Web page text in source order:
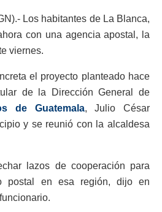
Los habitantes de La Blanca,
con una agencia apostal, la
viernes.
el proyecto planteado hace
de la Dirección General de
de Guatemala, Julio César
y se reunió con la alcaldesa
lazos de cooperación para
postal en esa región, dijo en